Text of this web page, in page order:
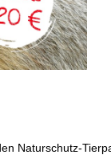
Naturschutz-